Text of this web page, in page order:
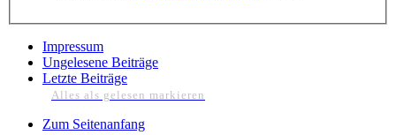
Impressum
Ungelesene Beiträge
Letzte Beiträge
Alles als gelesen markieren
Zum Seitenanfang